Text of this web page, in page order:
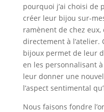
pourquoi j’ai choisi de
créer leur bijou sur-
ramènent de chez eux,
directement à l’atelier.
bijoux permet de leur
en les personnalisant
leur donner une
l’aspect sentimental
Nous faisons fondre